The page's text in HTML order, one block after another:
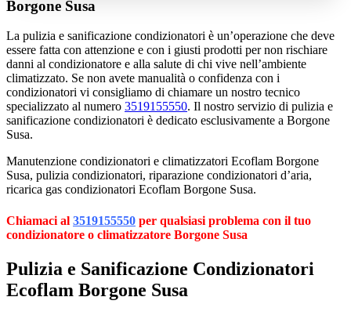
Borgone Susa
La pulizia e sanificazione condizionatori è un’operazione che deve
essere fatta con attenzione e con i giusti prodotti per non rischiare
danni al condizionatore e alla salute di chi vive nell’ambiente
climatizzato. Se non avete manualità o confidenza con i
condizionatori vi consigliamo di chiamare un nostro tecnico
specializzato al numero 3519155550. Il nostro servizio di pulizia e
sanificazione condizionatori è dedicato esclusivamente a Borgone
Susa.
Manutenzione condizionatori e climatizzatori Ecoflam Borgone
Susa, pulizia condizionatori, riparazione condizionatori d’aria,
ricarica gas condizionatori Ecoflam Borgone Susa.
Chiamaci al 3519155550 per qualsiasi problema con il tuo
condizionatore o climatizzatore Borgone Susa
Pulizia e Sanificazione Condizionatori
Ecoflam Borgone Susa